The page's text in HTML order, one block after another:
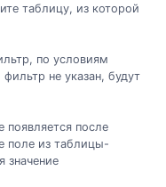
таблицу, из которой
по условиям
не указан, будут
появляется после
поле из таблицы-
значение